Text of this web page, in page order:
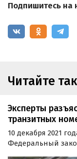
Подпишитесь на
Читайте
Эксперты
транзитных
10 декабря 2021
Федеральный